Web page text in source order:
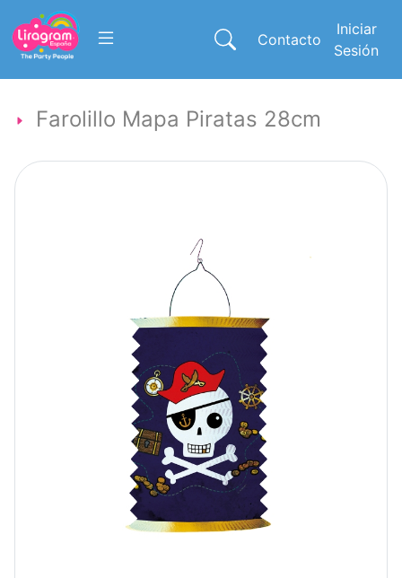
Contacto
Iniciar
Sesión
Farolillo Mapa Piratas 28cm